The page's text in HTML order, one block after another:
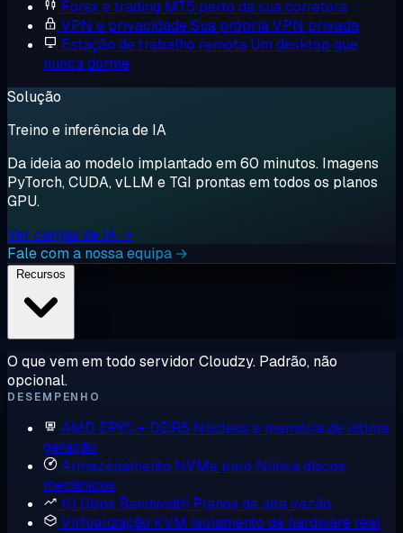
Forex e trading MT5 perto da sua corretora
VPN e privacidadeSua própria VPN privada
Estação de trabalho remota Um desktop que
nunca dorme
Solução
Treino e inferência de IA
Da ideia ao modelo implantado em 60 minutos. Imagens
PyTorch, CUDA, vLLM e TGI prontas em todos os planos
GPU.
Ver cargas de IA →
Fale com a nossa equipa →
O que vem em todo servidor Cloudzy. Padrão, não
opcional.
DESEMPENHO
AMD EPYC + DDR5 Núcleos e memória de última
geração
Armazenamento NVMe puro Nunca discos
mecânicos
10 Gbps Bandwidth Planos de alta vazão
Virtualização KVM Isolamento de hardware real